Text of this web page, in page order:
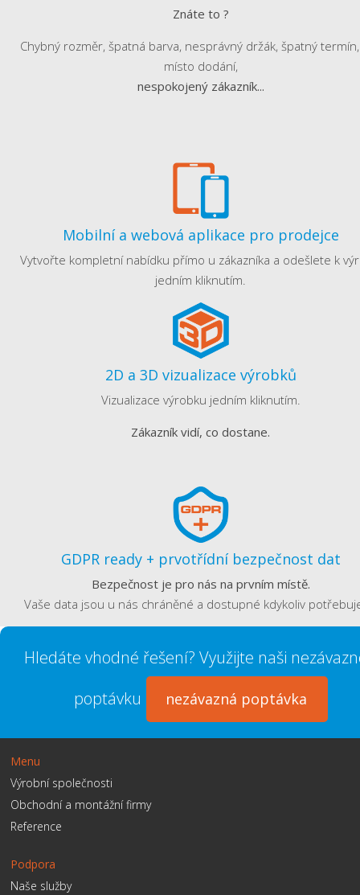
Znáte to ?
Chybný rozměr, špatná barva, nesprávný držák, špatný
místo dodání,
nespokojený zákazník...
Mobilní a webová aplikace pro prodejce
Vytvořte kompletní nabídku přímo u zákazníka a odešlete k
jedním kliknutím.
2D a 3D vizualizace výrobků
Vizualizace výrobku jedním kliknutím.
Zákazník vidí, co dostane.
GDPR ready + prvotřídní bezpečnost dat
Bezpečnost je pro nás na prvním místě.
Vaše data jsou u nás chráněné a dostupné kdykoliv
Hledáte vhodné řešení? Využijte naši
poptávku
nezávazná poptávka
Menu
Výrobní společnosti
Obchodní a montážní firmy
Reference
Podpora
Naše služby